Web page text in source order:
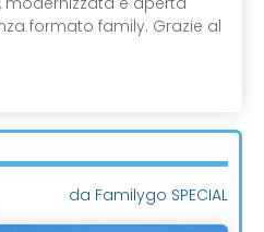
formato family. Grazie al
da Familygo SPECIAL